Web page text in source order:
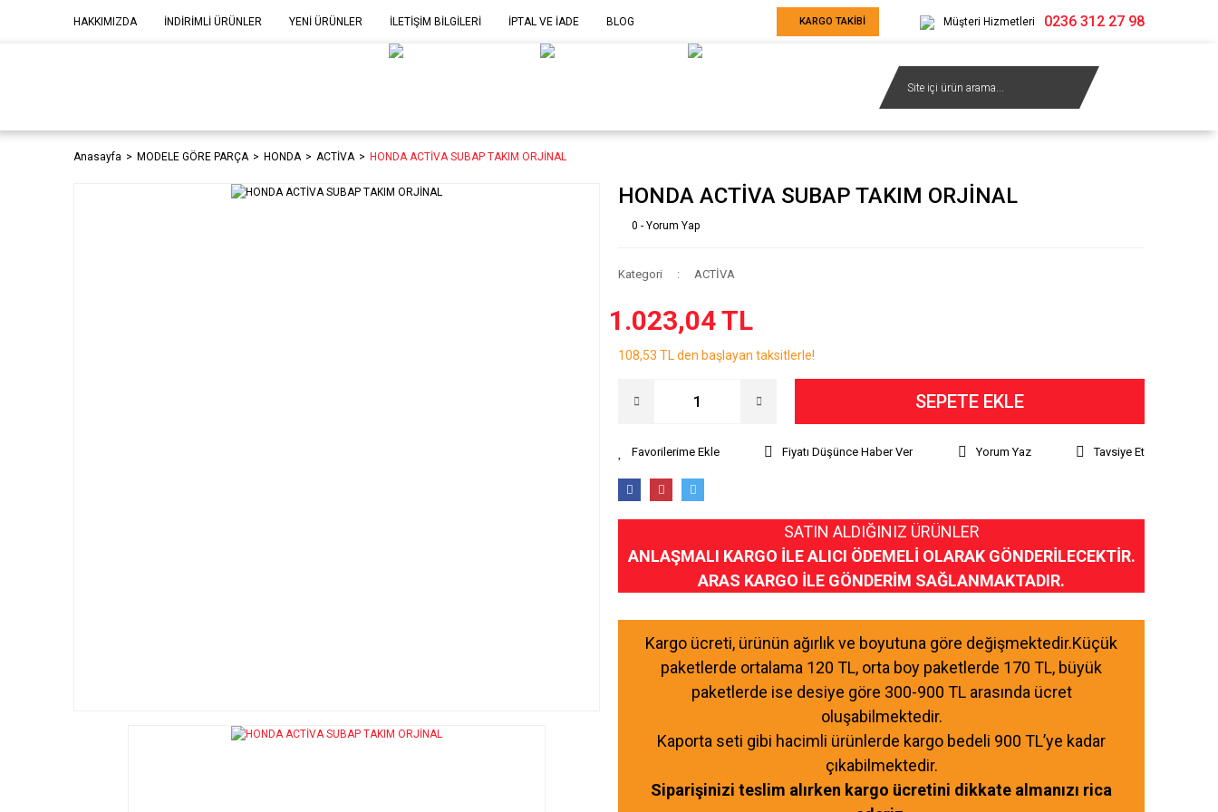
HAKKIMIZDA İNDİRİMLİ ÜRÜNLER YENİ ÜRÜNLER İLETİŞİM BİLGİLERİ İPTAL VE İADE BLOG KARGO TAKİBİ Müşteri Hizmetleri 0236 312 27 98
Anasayfa MODELE GÖRE PARÇA HONDA ACTİVA HONDA ACTİVA SUBAP TAKIM ORJİNAL
HONDA ACTİVA SUBAP TAKIM ORJİNAL
0 - Yorum Yap
Kategori ACTİVA
1.023,04 TL
108,53 TL den başlayan taksitlerle!
SEPETE EKLE
Fiyatı Düşünce Haber Ver Yorum Yaz Tavsiye Et
SATIN ALDIĞINIZ ÜRÜNLER
ANLAŞMALI KARGO İLE ALICI ÖDEMELİ OLARAK GÖNDERİLECEKTİR.
ARAS KARGO İLE GÖNDERİM SAĞLANMAKTADIR.
Kargo ücreti, ürünün ağırlık ve boyutuna göre değişmektedir.Küçük
paketlerde ortalama 120 TL, orta boy paketlerde 170 TL, büyük
paketlerde ise desiye göre 300-900 TL arasında ücret
oluşabilmektedir.
Kaporta seti gibi hacimli ürünlerde kargo bedeli 900 TL’ye kadar
çıkabilmektedir.
Siparişinizi teslim alırken kargo ücretini dikkate almanızı rica